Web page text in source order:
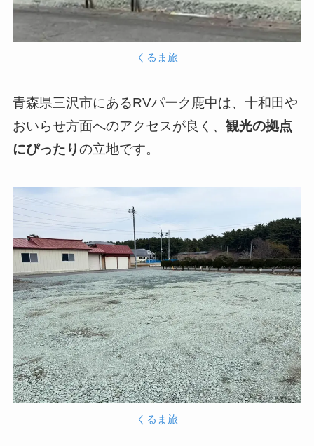
くるま旅
青森県三沢市にあるRVパーク鹿中は、十和田や
おいらせ方面へのアクセスが良く、 観光の拠点
にぴったりの立地です。
くるま旅